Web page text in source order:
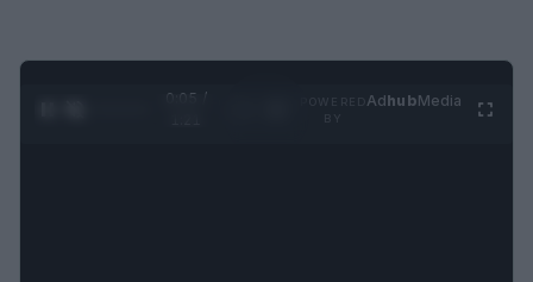
0:06 /
AdhubMedia